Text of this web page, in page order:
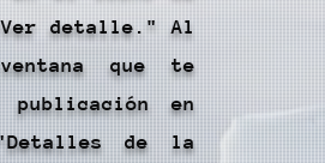
detalle." Al
que te
publicación en
de la